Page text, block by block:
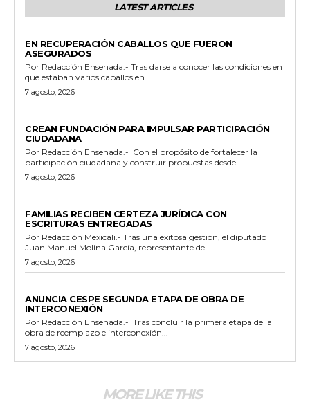
LATEST ARTICLES
EN RECUPERACIÓN CABALLOS QUE FUERON
ASEGURADOS
Por Redacción Ensenada.- Tras darse a conocer las condiciones en
que estaban varios caballos en...
7 agosto, 2026
CREAN FUNDACIÓN PARA IMPULSAR PARTICIPACIÓN
CIUDADANA
Por Redacción Ensenada.- Con el propósito de fortalecer la
participación ciudadana y construir propuestas desde...
7 agosto, 2026
FAMILIAS RECIBEN CERTEZA JURÍDICA CON
ESCRITURAS ENTREGADAS
Por Redacción Mexicali.- Tras una exitosa gestión, el diputado
Juan Manuel Molina García, representante del...
7 agosto, 2026
ANUNCIA CESPE SEGUNDA ETAPA DE OBRA DE
INTERCONEXIÓN
Por Redacción Ensenada.- Tras concluir la primera etapa de la
obra de reemplazo e interconexión...
7 agosto, 2026
MORE LIKE THIS